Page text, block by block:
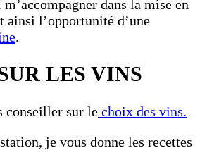
dans la mise en
ainsi l’opportunité d’une
.
LES VINS
conseiller sur le choix des vins.
je vous donne les recettes